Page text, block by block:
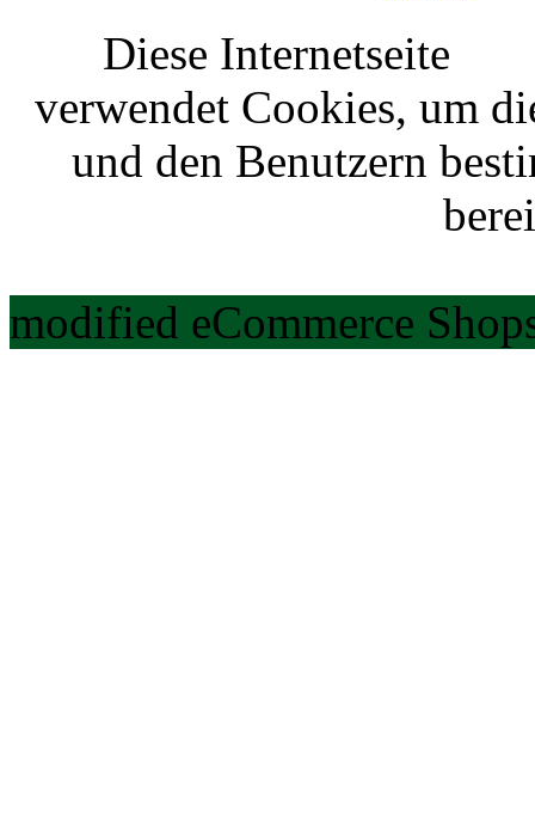
Diese Internetseite
verwendet Cookies, um
und den Benutzern
modified eCommerce